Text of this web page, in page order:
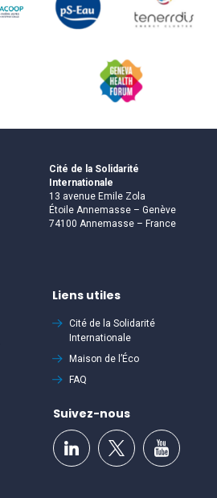
Cité de la Solidarité
Internationale
13 avenue Emile Zola
Étoile Annemasse – Genève
74100 Annemasse – France
Liens utiles
Cité de la Solidarité
Internationale
Maison de l’Éco
FAQ
Suivez-nous